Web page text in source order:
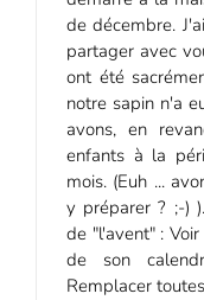
de décembre.
partager avec
ont été
notre sapin n'a
avons, en
enfants à la
mois. (Euh ...
y préparer ? ;-)
de "l'avent" :
de son
Remplacer